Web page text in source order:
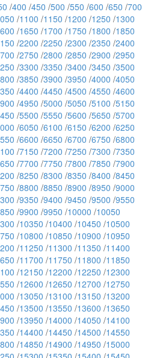
/400 /450 /500 /550 /600 /650 /700
/1100 /1150 /1200 /1250 /1300
/1650 /1700 /1750 /1800 /1850
/2200 /2250 /2300 /2350 /2400
/2750 /2800 /2850 /2900 /2950
/3300 /3350 /3400 /3450 /3500
/3850 /3900 /3950 /4000 /4050
/4400 /4450 /4500 /4550 /4600
/4950 /5000 /5050 /5100 /5150
/5500 /5550 /5600 /5650 /5700
/6050 /6100 /6150 /6200 /6250
/6600 /6650 /6700 /6750 /6800
/7150 /7200 /7250 /7300 /7350
/7700 /7750 /7800 /7850 /7900
/8250 /8300 /8350 /8400 /8450
/8800 /8850 /8900 /8950 /9000
/9350 /9400 /9450 /9500 /9550
/9900 /9950 /10000 /10050
/10350 /10400 /10450 /10500
/10800 /10850 /10900 /10950
/11250 /11300 /11350 /11400
/11700 /11750 /11800 /11850
/12150 /12200 /12250 /12300
/12600 /12650 /12700 /12750
/13050 /13100 /13150 /13200
/13500 /13550 /13600 /13650
/13950 /14000 /14050 /14100
/14400 /14450 /14500 /14550
/14850 /14900 /14950 /15000